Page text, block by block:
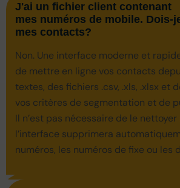
J'ai un fichier client contenant
mes numéros de mobile. Dois-
mes contacts?
Non. Une interface moderne et
de mettre en ligne vos contacts
textes, des fichiers .csv, .xls, .xlsx et
vos critères de segmentation et de
Il n’est pas nécessaire de le
l’interface supprimera
numéros, les numéros de fixe ou les